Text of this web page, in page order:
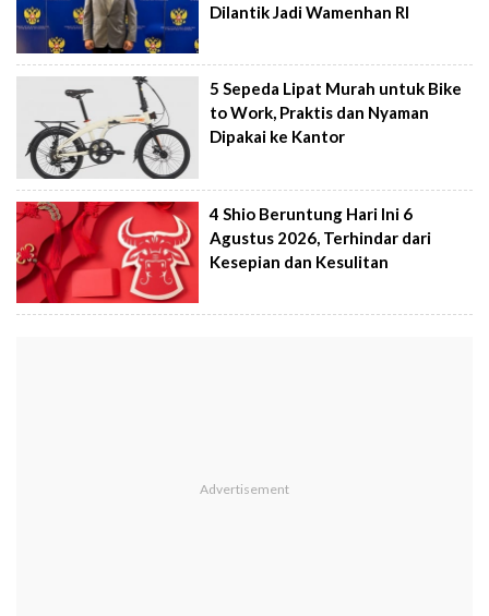
Dilantik Jadi Wamenhan RI
5 Sepeda Lipat Murah untuk Bike
to Work, Praktis dan Nyaman
Dipakai ke Kantor
4 Shio Beruntung Hari Ini 6
Agustus 2026, Terhindar dari
Kesepian dan Kesulitan